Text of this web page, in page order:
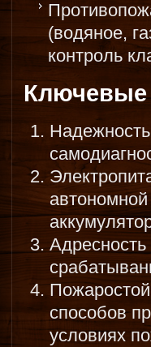
(водяное,
контроль
Ключевые
автономной
способов
условиях